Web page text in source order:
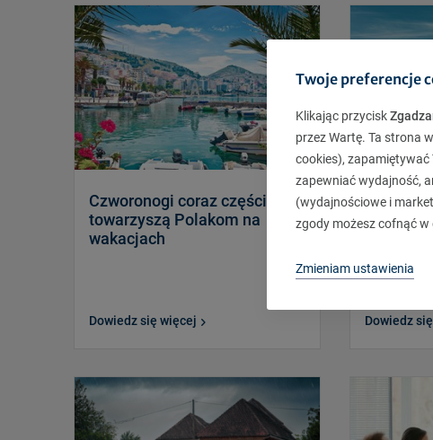
Czworonogi coraz częściej
towarzyszą Polakom na
wakacjach
Dowiedz się więcej
Informacje
Kolejny
Dowiedz
Twoje preferencje
Klikając przycisk
przez Wartę. Ta strona
cookies),
zapewniać wydajność,
(wydajnościowe i
zgody możesz cofnąć
Zmieniam ustawienia